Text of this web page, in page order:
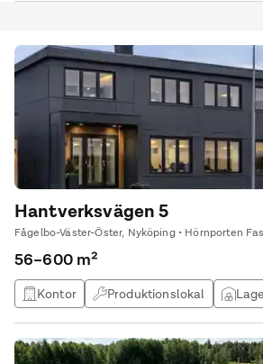
Hantverksvägen 5
Fågelbo-Väster-Öster, Nyköping • Hörnporten
56–600 m²
Kontor Produktionslokal
Övrig lokal